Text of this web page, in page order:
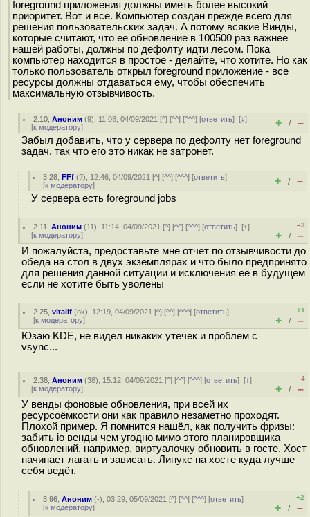
foreground приложения должны иметь более высокий
приоритет. Вот и все. Компьютер создан прежде всего для
решения пользовательских задач. А потому всякие Винды,
которые считают, что ее обновление в 100500 раз важнее
нашей работы, должны по дефолту идти лесом. Пока
компьютер находится в простое - делайте, что хотите. Но как
только пользователь открыл foreground приложение - все
ресурсы должны отдаваться ему, чтобы обеспечить
максимальную отзывчивость.
2.10 ,Аноним (9), 11:08, 04/09/2021 [^] [^^] [^^^] [ответить][↓]
[к модератору] + / –
Забыл добавить, что у сервера по дефолту нет foreground
задач, так что его это никак не затронет.
3.28 ,FFf (?), 12:46, 04/09/2021 [^] [^^] [^^^] [ответить]
[к модератору] + / –
У сервера есть foreground jobs
2.11 ,Аноним (11), 11:14, 04/09/2021 [^] [^^] [^^^] [ответить][↑]
[к модератору]
–3
+ / –
И пожалуйста, предоставьте мне отчет по отзывчивости до
обеда на стол в двух экземплярах и что было предпринято
для решения данной ситуации и исключения её в будущем
если не хотите быть уволены
2.25 ,vitalif (ok), 12:19, 04/09/2021 [^] [^^] [^^^] [ответить]
[к модератору]
+1
+ / –
Юзаю KDE, не видел никаких утечек и проблем с
vsync...
2.38 ,Аноним (38), 15:12, 04/09/2021 [^] [^^] [^^^] [ответить][↓]
[к модератору]
–4
+ / –
У венды фоновые обновления, при всей их
ресурсоёмкости они как правило незаметно проходят.
Плохой пример. Я помнится нашёл, как получить фризы:
забить io венды чем угодно мимо этого планировщика
обновлений, например, виртуалочку обновить в госте. Хост
начинает лагать и зависать. Линукс на хосте куда лучше
себя ведёт.
3.96 ,Аноним (-), 03:29, 05/09/2021 [^] [^^] [^^^] [ответить]
[к модератору]
+2
+ / –